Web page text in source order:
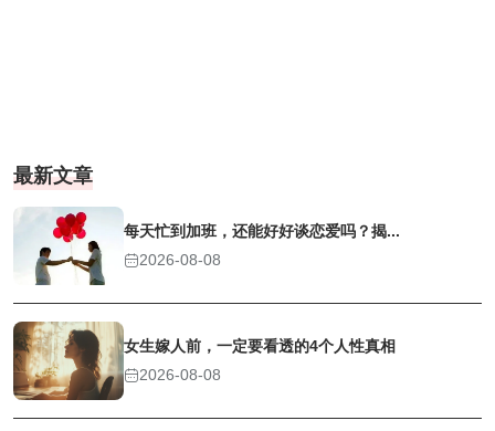
最新文章
每天忙到加班，还能好好谈恋爱吗？揭...
2026-08-08
女生嫁人前，一定要看透的4个人性真相
2026-08-08